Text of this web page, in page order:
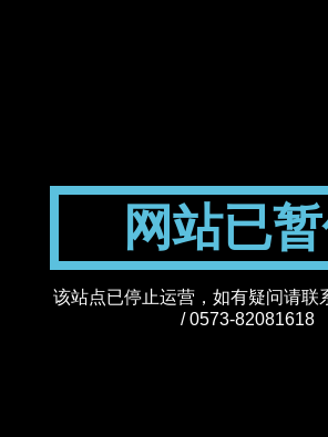
网站已
该站点已停止运营，如有疑问请联
/ 0573-82081618